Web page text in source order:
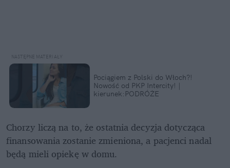
Pociągiem z Polski do Włoch?!
Nowość od PKP Intercity! |
kierunek:PODRÓŻE
Chorzy liczą na to, że ostatnia decyzja dotycząca
finansowania zostanie zmieniona, a pacjenci nadal
będą mieli opiekę w domu.